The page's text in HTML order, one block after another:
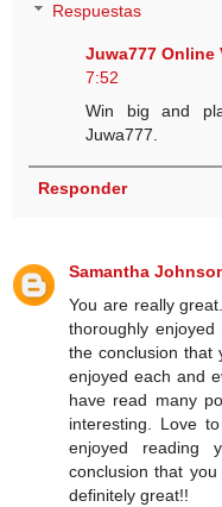
Respuestas
Juwa777 Online
7:52
Win big and
Juwa777.
Responder
Samantha
You are really
thoroughly
the conclusion that
enjoyed each and
have read many
interesting. Love
enjoyed reading
conclusion that
definitely great!!